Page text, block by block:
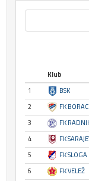
Klub
1
BSK
2
FK BORAC
3
FK
4
FK
5
FK
6
FK VELEŽ